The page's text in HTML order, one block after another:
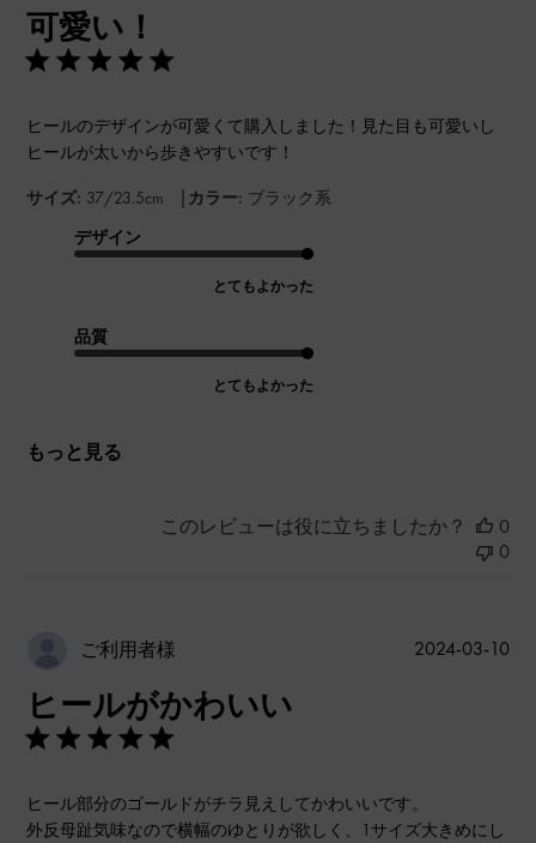
可愛い！
ヒールのデザインが可愛くて購入しました！見た目も可愛いし
ヒールが太いから歩きやすいです！
サイズ: 37/23.5cm | カラー: ブラック系
デザイン
とてもよかった
品質
とてもよかった
もっと見る
このレビューは役に立ちましたか？
0
0
ご利用者様
ヒールがかわいい
ヒール部分のゴールドがチラ見えしてかわいいです。
外反母趾気味なので横幅のゆとりが欲しく、1サイズ大きめにし
公
2024-03-10